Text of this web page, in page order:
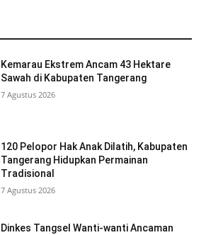
Kemarau Ekstrem Ancam 43 Hektare
Sawah di Kabupaten Tangerang
7 Agustus 2026
120 Pelopor Hak Anak Dilatih, Kabupaten
Tangerang Hidupkan Permainan
Tradisional
7 Agustus 2026
Dinkes Tangsel Wanti-wanti Ancaman